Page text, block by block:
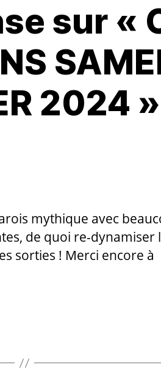
sur «
2024 »
mythique avec
de quoi re-dynamiser
sorties ! Merci encore à